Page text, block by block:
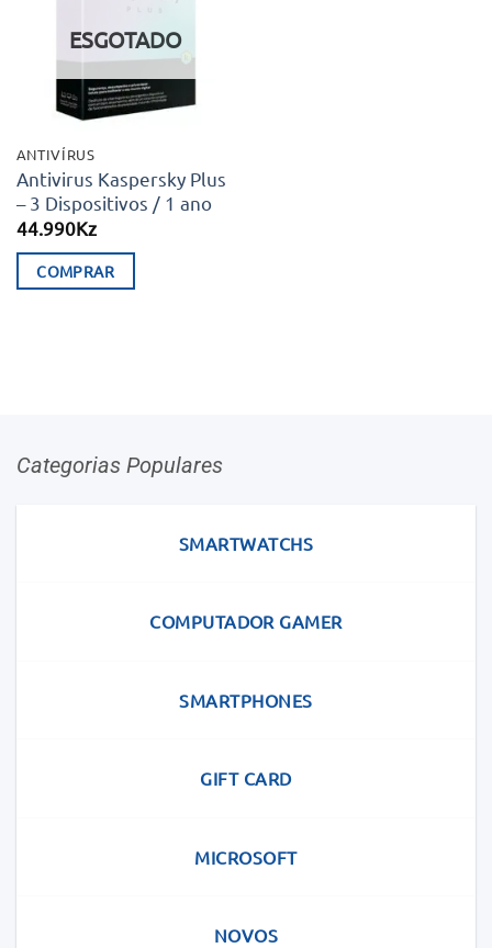
ESGOTADO
ANTIVÍRUS
Antivirus Kaspersky Plus
– 3 Dispositivos / 1 ano
44.990Kz
COMPRAR
Categorias Populares
SMARTWATCHS
COMPUTADOR GAMER
SMARTPHONES
GIFT CARD
MICROSOFT
NOVOS